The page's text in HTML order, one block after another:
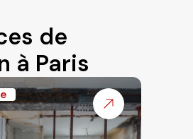
de
à Paris